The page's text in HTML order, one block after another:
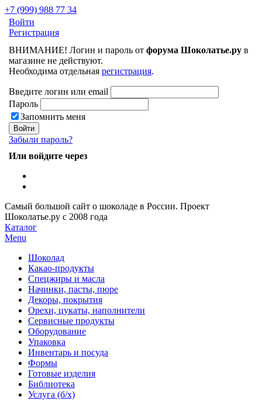
+7 (999) 988 77 34
Войти
Регистрация
ВНИМАНИЕ! Логин и пароль от форума Шоколатье.ру в
магазине не действуют.
Необходима отдельная регистрация.
Введите логин или email
Пароль
Запомнить меня
Забыли пароль?
Или войдите через
Самый большой сайт о шоколаде в России. Проект
Шоколатье.ру с 2008 года
Каталог
Menu
Шоколад
Какао-продукты
Спецжиры и масла
Начинки, пасты, пюре
Декоры, покрытия
Орехи, цукаты, наполнители
Сервисные продукты
Оборудование
Упаковка
Инвентарь и посуда
Формы
Готовые изделия
Библиотека
Услуга (б/х)